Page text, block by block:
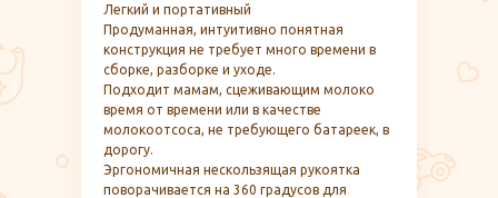
Легкий и портативный
Продуманная, интуитивно понятная
конструкция не требует много времени в
сборке, разборке и уходе.
Подходит мамам, сцеживающим молоко
время от времени или в качестве
молокоотсоса, не требующего батареек, в
дорогу.
Эргономичная нескользящая рукоятка
поворачивается на 360 градусов для